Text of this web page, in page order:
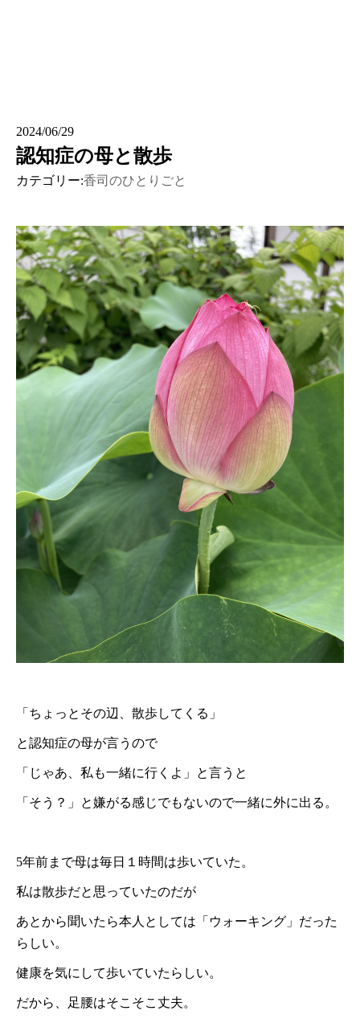
2024/06/29
認知症の母と散歩
カテゴリー:香司のひとりごと
「ちょっとその辺、散歩してくる」
と認知症の母が言うので
「じゃあ、私も一緒に行くよ」と言うと
「そう？」と嫌がる感じでもないので一緒に外に出る。
5年前まで母は毎日１時間は歩いていた。
私は散歩だと思っていたのだが
あとから聞いたら本人としては「ウォーキング」だった
らしい。
健康を気にして歩いていたらしい。
だから、足腰はそこそこ丈夫。